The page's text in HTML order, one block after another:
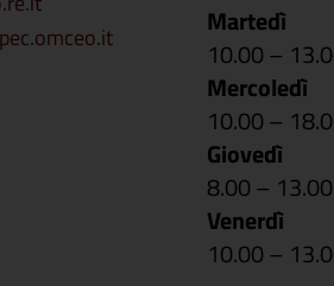
Martedì
10.00 –
Mercoledì
10.00 –
Giovedì
8.00 – 13.00
Venerdì
10.00 –